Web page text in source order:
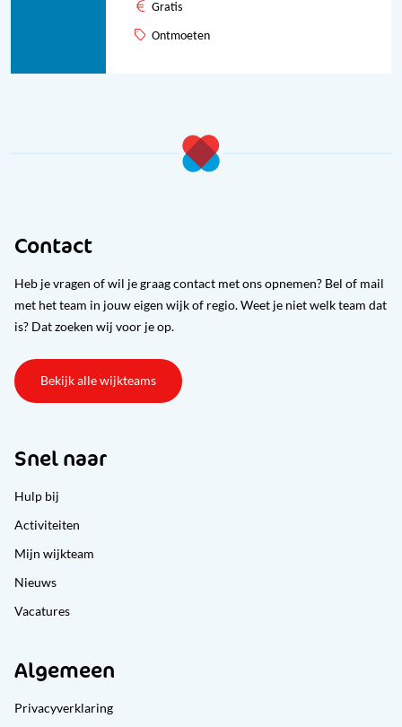
Gratis
Ontmoeten
Contact
Heb je vragen of wil je graag contact met ons opnemen? Bel of mail
met het team in jouw eigen wijk of regio. Weet je niet welk team dat
is? Dat zoeken wij voor je op.
Bekijk alle wijkteams
Snel naar
Hulp bij
Activiteiten
Mijn wijkteam
Nieuws
Vacatures
Algemeen
Privacyverklaring